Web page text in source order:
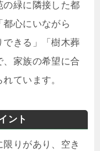
の緑に隣接した都
心にいながら
できる」「樹木葬
、家族の希望に合
ています。
ント
りがあり、空き